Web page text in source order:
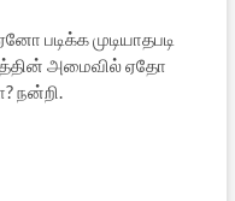
படிக்க முடியாதபடி
அமைவில் ஏதோ
நன்றி.